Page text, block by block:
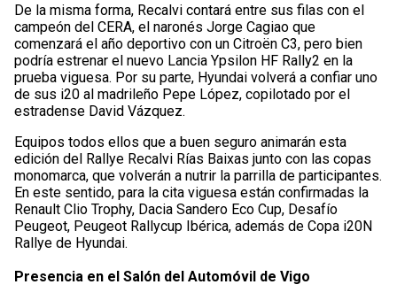
De la misma forma, Recalvi contará entre sus filas con el
campeón del CERA, el naronés Jorge Cagiao que
comenzará el año deportivo con un Citroën C3, pero bien
podría estrenar el nuevo Lancia Ypsilon HF Rally2 en la
prueba viguesa. Por su parte, Hyundai volverá a confiar uno
de sus i20 al madrileño Pepe López, copilotado por el
estradense David Vázquez.
Equipos todos ellos que a buen seguro animarán esta
edición del Rallye Recalvi Rías Baixas junto con las copas
monomarca, que volverán a nutrir la parrilla de participantes.
En este sentido, para la cita viguesa están confirmadas la
Renault Clio Trophy, Dacia Sandero Eco Cup, Desafío
Peugeot, Peugeot Rallycup Ibérica, además de Copa i20N
Rallye de Hyundai.
Presencia en el Salón del Automóvil de Vigo